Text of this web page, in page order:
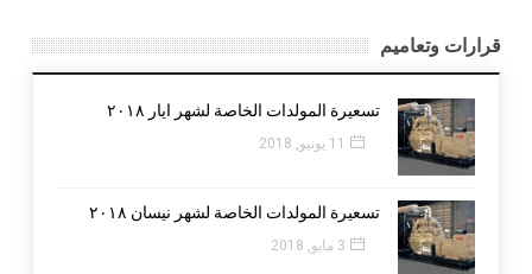
قرارات وتعاميم
تسعيرة المولدات الخاصة لشهر ايار ٢٠١٨
11 يونيو, 2018
تسعيرة المولدات الخاصة لشهر نيسان ٢٠١٨
3 مايو, 2018